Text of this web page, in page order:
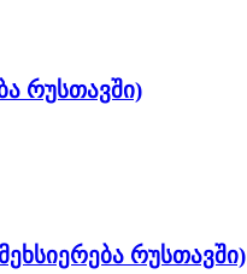
რუსთავში)
რუსთავში)